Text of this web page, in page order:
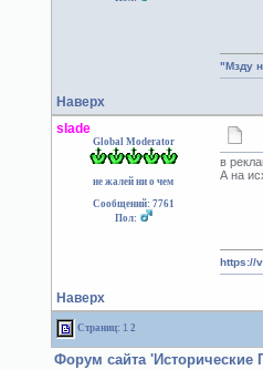
Наверх
"Мзду
slade
Global Moderator
не жалей ни о чем
Сообщений: 7761
Пол:
в
А на
Наверх
https://
Страниц: 1 2
Форум сайта 'Исторические